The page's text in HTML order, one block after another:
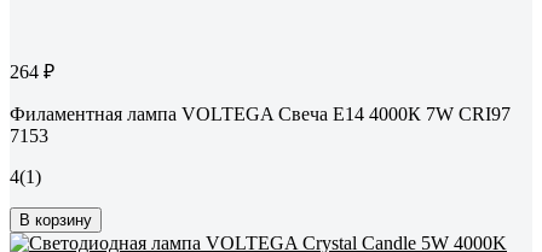
264 ₽
Филаментная лампа VOLTEGA Свеча Е14 4000К 7W CRI97
7153
4(1)
В корзину